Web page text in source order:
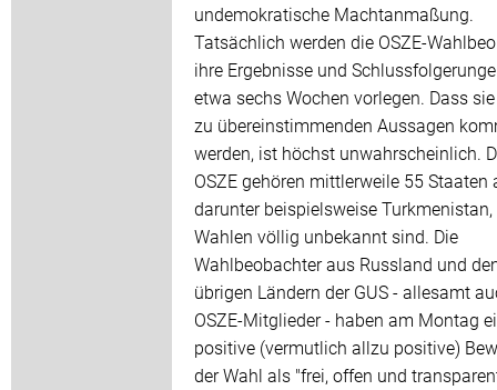
undemokratische Machtanmaßung.
Tatsächlich werden die OSZE-
ihre Ergebnisse und
etwa sechs Wochen vorlegen. Dass
zu übereinstimmenden Aussagen
werden, ist höchst unwahrscheinlich.
OSZE gehören mittlerweile 55 Staaten
darunter beispielsweise
Wahlen völlig unbekannt sind. Die
Wahlbeobachter aus Russland und
übrigen Ländern der GUS - allesamt
OSZE-Mitglieder - haben am Montag
positive (vermutlich allzu positive)
der Wahl als "frei, offen und